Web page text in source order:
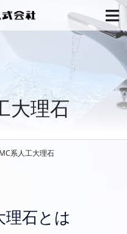
大理石
系人工大理石
理石とは